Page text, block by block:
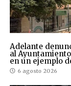
Adelante
al
en un ejemplo
6 agosto 2026